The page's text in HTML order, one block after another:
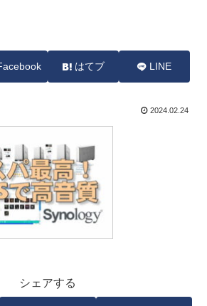
はてブ LINE
2024.02.24
シェアする